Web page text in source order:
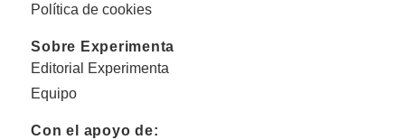
Política de cookies
Sobre Experimenta
Editorial Experimenta
Equipo
Con el apoyo de: